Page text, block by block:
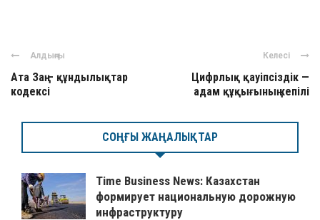
Алдыңғы
Ата Заң – құндылықтар
кодексі
Келесі
Цифрлық қауіпсіздік —
адам құқығының кепілі
СОҢҒЫ ЖАҢАЛЫҚТАР
Time Business News: Казахстан
формирует национальную дорожную
инфраструктуру